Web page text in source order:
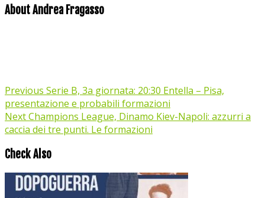
About Andrea Fragasso
Previous Serie B, 3a giornata: 20:30 Entella – Pisa,
presentazione e probabili formazioni
NextChampions League, Dinamo Kiev-Napoli: azzurri a
caccia dei tre punti. Le formazioni
Check Also